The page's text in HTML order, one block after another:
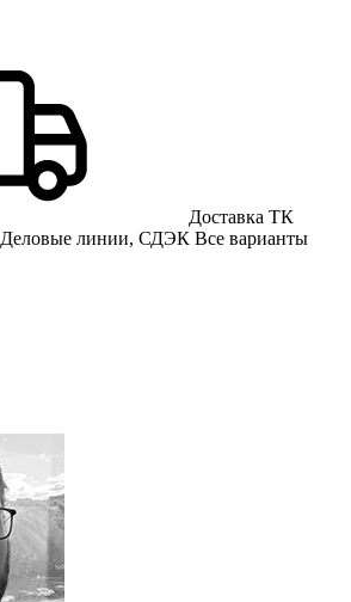
Доставка ТК
Деловые линии, СДЭК Все варианты